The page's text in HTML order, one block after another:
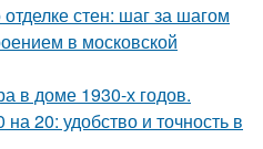
стен: шаг за шагом
в московской
в доме 1930-х годов.
20: удобство и точность в